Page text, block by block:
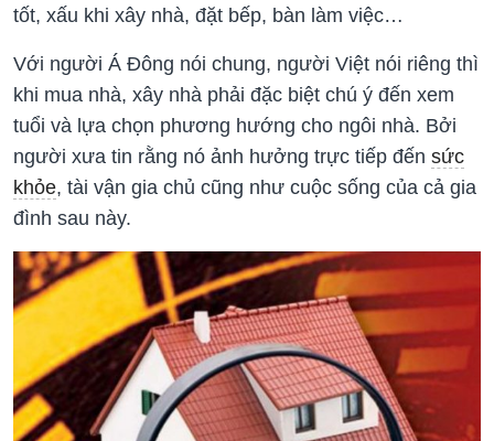
tốt, xấu khi xây nhà, đặt bếp, bàn làm việc…
Với người Á Đông nói chung, người Việt nói riêng thì
khi mua nhà, xây nhà phải đặc biệt chú ý đến xem
tuổi và lựa chọn phương hướng cho ngôi nhà. Bởi
người xưa tin rằng nó ảnh hưởng trực tiếp đến sức
khỏe, tài vận gia chủ cũng như cuộc sống của cả gia
đình sau này.